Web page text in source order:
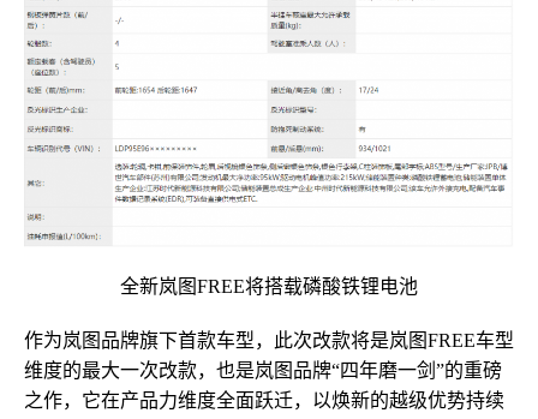
全新岚图FREE将搭载磷酸铁锂电池
作为岚图品牌旗下首款车型，此次改款将是岚图FREE车型
维度的最大一次改款，也是岚图品牌“四年磨一剑”的重磅
之作，它在产品力维度全面跃迁，以焕新的越级优势持续